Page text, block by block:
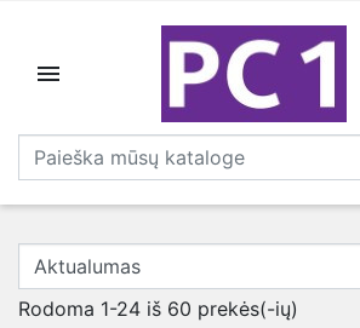

Rodoma 1-24 iš 60 prekės(-ių)